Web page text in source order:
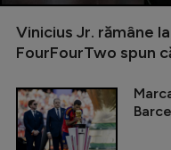
Vinicius Jr. rămâne
FourFourTwo spun